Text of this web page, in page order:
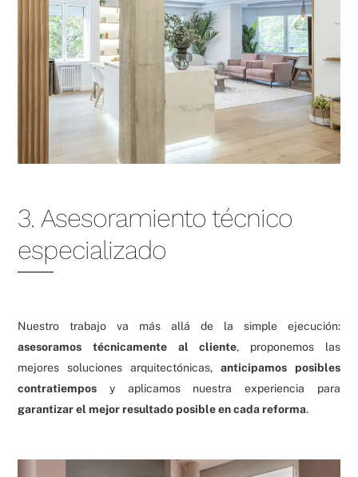
3. Asesoramiento técnico
especializado
Nuestro trabajo va más allá de la simple ejecución:
asesoramos técnicamente al cliente, proponemos las
mejores soluciones arquitectónicas, anticipamos posibles
contratiempos y aplicamos nuestra experiencia para
garantizar el mejor resultado posible en cada reforma.